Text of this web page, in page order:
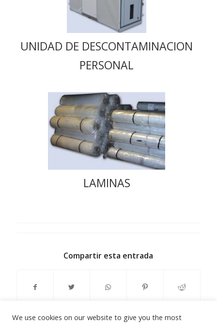
UNIDAD DE DESCONTAMINACION
PERSONAL
LAMINAS
Compartir esta entrada
We use cookies on our website to give you the most